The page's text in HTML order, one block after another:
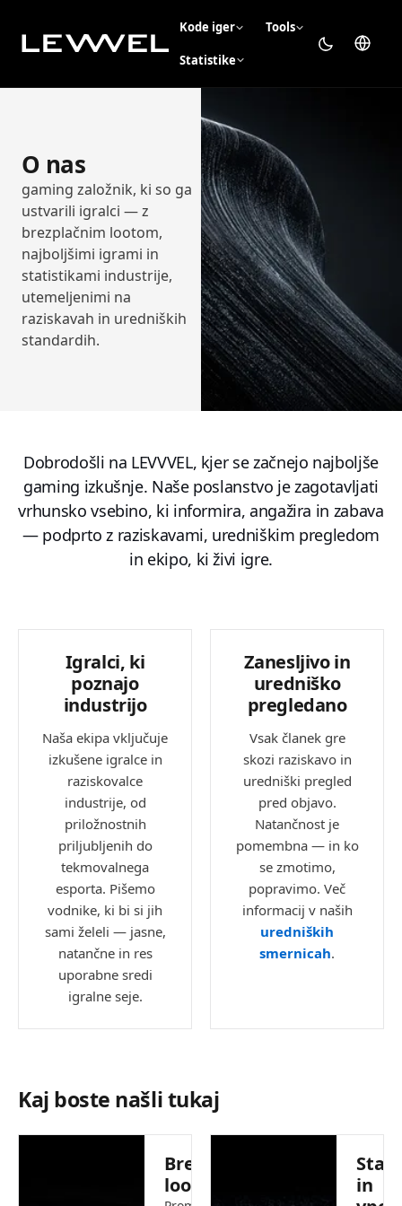
Kode iger Tools
Statistike
O nas
gaming založnik, ki so ga
ustvarili igralci — z
brezplačnim lootom,
najboljšimi igrami in
statistikami industrije,
utemeljenimi na
raziskavah in uredniških
standardih.
Dobrodošli na LEVVVEL, kjer se začnejo najboljše
gaming izkušnje. Naše poslanstvo je zagotavljati
vrhunsko vsebino, ki informira, angažira in zabava
— podprto z raziskavami, uredniškim pregledom
in ekipo, ki živi igre.
Igralci, ki
poznajo
industrijo
Naša ekipa vključuje
izkušene igralce in
raziskovalce
industrije, od
priložnostnih
priljubljenih do
tekmovalnega
esporta. Pišemo
vodnike, ki bi si jih
sami želeli — jasne,
natančne in res
uporabne sredi
igralne seje.
Zanesljivo in
uredniško
pregledano
Vsak članek gre
skozi raziskavo in
uredniški pregled
pred objavo.
Natančnost je
pomembna — in ko
se zmotimo,
popravimo. Več
informacij v naših
uredniških
smernicah.
Kaj boste našli tukaj
Brezplačen
loot
in